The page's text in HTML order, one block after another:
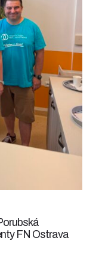
FN Ostrava